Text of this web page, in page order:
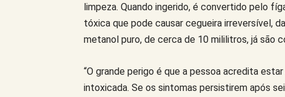
limpeza. Quando ingerido, é convertido pelo
tóxica que pode causar cegueira irreversível,
metanol puro, de cerca de 10 mililitros, já são
“O grande perigo é que a pessoa acredita
intoxicada. Se os sintomas persistirem após